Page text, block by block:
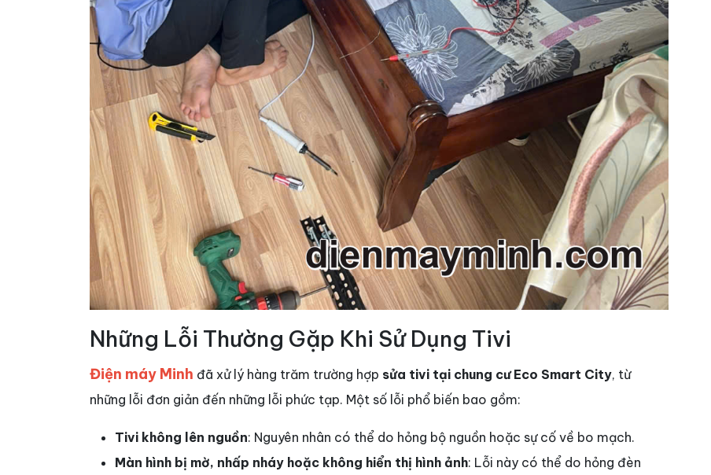
Những Lỗi Thường Gặp Khi Sử Dụng Tivi
Điện máy Minh đã xử lý hàng trăm trường hợp sửa tivi tại chung cư Eco Smart City, từ
những lỗi đơn giản đến những lỗi phức tạp. Một số lỗi phổ biến bao gồm:
Tivi không lên nguồn: Nguyên nhân có thể do hỏng bộ nguồn hoặc sự cố về bo mạch.
Màn hình bị mờ, nhấp nháy hoặc không hiển thị hình ảnh: Lỗi này có thể do hỏng đèn